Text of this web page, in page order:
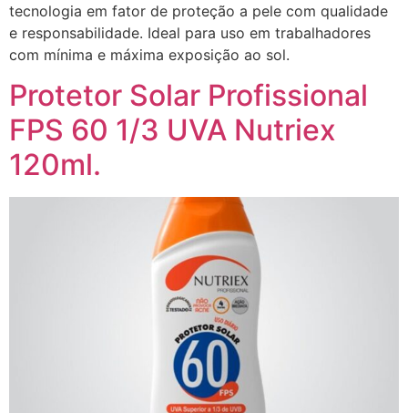
tecnologia em fator de proteção a pele com qualidade
e responsabilidade. Ideal para uso em trabalhadores
com mínima e máxima exposição ao sol.
Protetor Solar Profissional
FPS 60 1/3 UVA Nutriex
120ml.